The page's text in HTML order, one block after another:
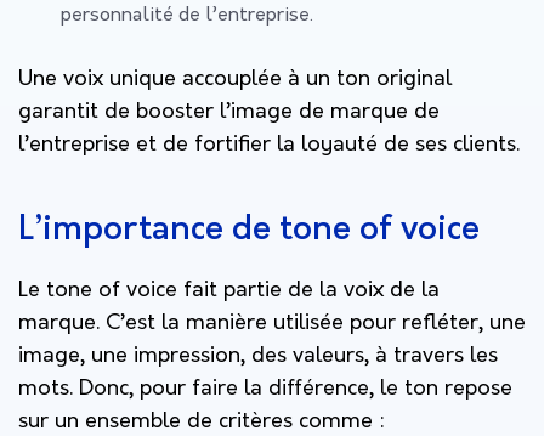
personnalité de l’entreprise.
Une voix unique accouplée à un ton original
garantit de booster l’image de marque de
l’entreprise et de fortifier la loyauté de ses clients.
L’importance de tone of voice
Le tone of voice fait partie de la voix de la
marque. C’est la manière utilisée pour refléter, une
image, une impression, des valeurs, à travers les
mots. Donc, pour faire la différence, le ton repose
sur un ensemble de critères comme :